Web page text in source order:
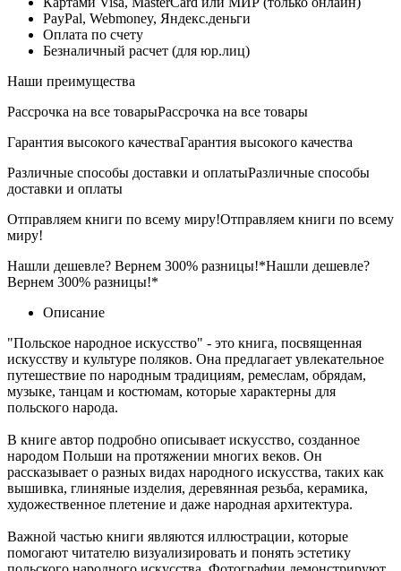
PayPal, Webmoney, Яндекс.деньги
Оплата по счету
Безналичный расчет (для юр.лиц)
Наши преимущества
Рассрочка на все товарыРассрочка на все товары
Гарантия высокого качестваГарантия высокого качества
Различные способы доставки и оплатыРазличные способы
доставки и оплаты
Отправляем книги по всему миру!Отправляем книги по всему
миру!
Нашли дешевле? Вернем 300% разницы!*Нашли дешевле?
Вернем 300% разницы!*
Описание
"Польское народное искусство" - это книга, посвященная
искусству и культуре поляков. Она предлагает увлекательное
путешествие по народным традициям, ремеслам, обрядам,
музыке, танцам и костюмам, которые характерны для
польского народа.
В книге автор подробно описывает искусство, созданное
народом Польши на протяжении многих веков. Он
рассказывает о разных видах народного искусства, таких как
вышивка, глиняные изделия, деревянная резьба, керамика,
художественное плетение и даже народная архитектура.
Важной частью книги являются иллюстрации, которые
помогают читателю визуализировать и понять эстетику